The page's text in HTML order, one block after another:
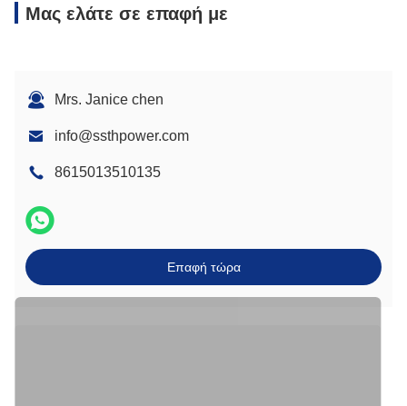
Μας ελάτε σε επαφή με
Mrs. Janice chen
info@ssthpower.com
8615013510135
Επαφή τώρα